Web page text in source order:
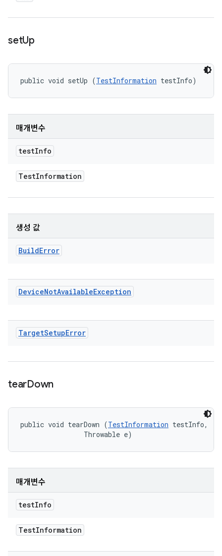
setUp
public void setUp (TestInformation testInfo)
매개변수
testInfo
TestInformation
생성 값
BuildError
DeviceNotAvailableException
TargetSetupError
tearDown
public void tearDown (TestInformation testInfo,
                Throwable e)
매개변수
testInfo
TestInformation